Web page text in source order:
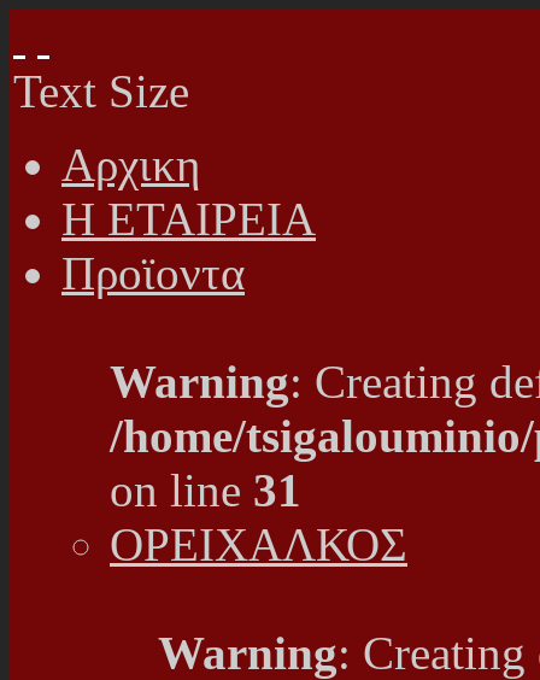
Text Size
Αρχικη
Η ΕΤΑΙΡΕΙΑ
Προϊοντα
Warning: Creating
/home/
on line 31
ΟΡΕΙΧΑΛΚΟΣ
Warning: